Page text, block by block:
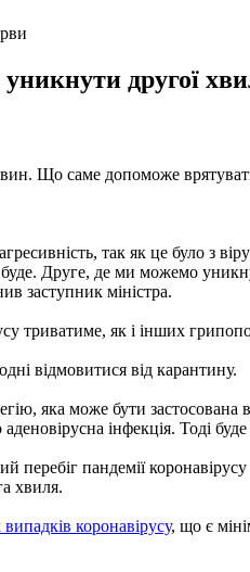
другої
Що саме допоможе
так як це було з
Друге, де ми можемо
заступник міністра.
триватиме, як і інших
відмовитися від карантину.
яка може бути застосована
інфекція. Тоді
пандемії
хвиля.
коронавірусу, що є